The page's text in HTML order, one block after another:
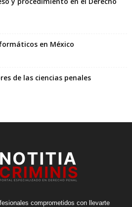
en México
de las ciencias penales
comprometidos con llevarte